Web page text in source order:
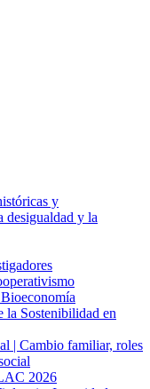
y
desigualdad y la
la Sostenibilidad en
| Cambio familiar, roles
2026